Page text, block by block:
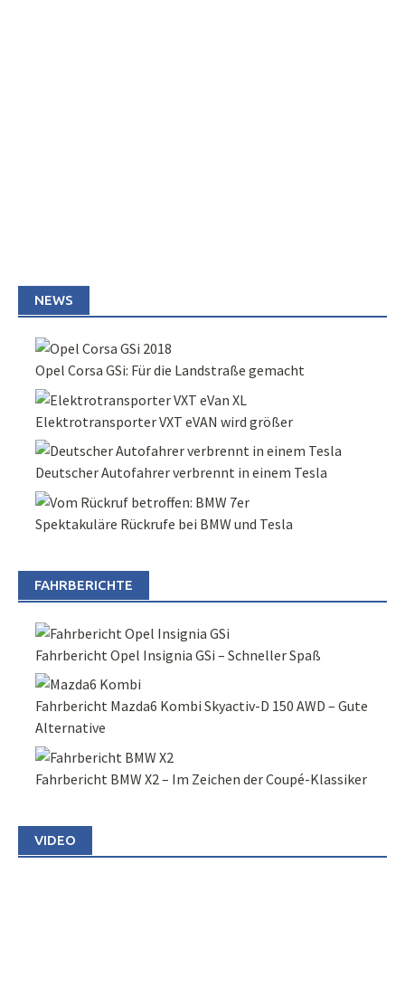
NEWS
Opel Corsa GSi: Für die Landstraße gemacht
Elektrotransporter VXT eVAN wird größer
Deutscher Autofahrer verbrennt in einem Tesla
Spektakuläre Rückrufe bei BMW und Tesla
FAHRBERICHTE
Fahrbericht Opel Insignia GSi – Schneller Spaß
Fahrbericht Mazda6 Kombi Skyactiv-D 150 AWD – Gute
Alternative
Fahrbericht BMW X2 – Im Zeichen der Coupé-Klassiker
VIDEO